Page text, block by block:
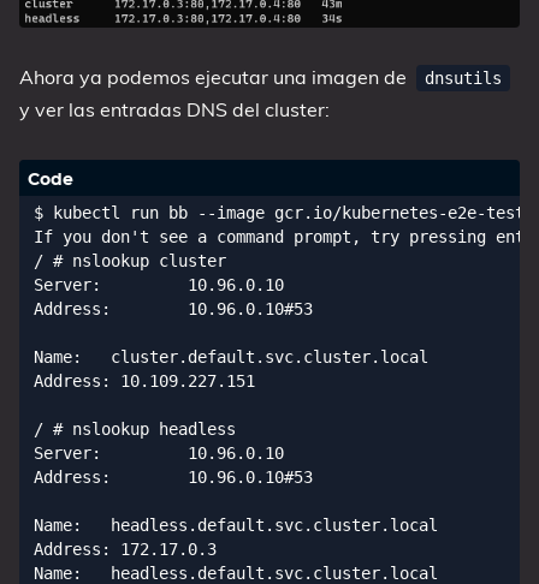
Ahora ya podemos ejecutar una imagen de dnsutils
y ver las entradas DNS del cluster:
$ kubectl run bb --image gcr.io/kubernetes-e2e-
If you don't see a command prompt, try pressing
/ # nslookup cluster
Server:         10.96.0.10
Address:        10.96.0.10#53
Name:   cluster.default.svc.cluster.local
Address: 10.109.227.151
/ # nslookup headless
Server:         10.96.0.10
Address:        10.96.0.10#53
Name:   headless.default.svc.cluster.local
Address: 172.17.0.3
Name:   headless.default.svc.cluster.local